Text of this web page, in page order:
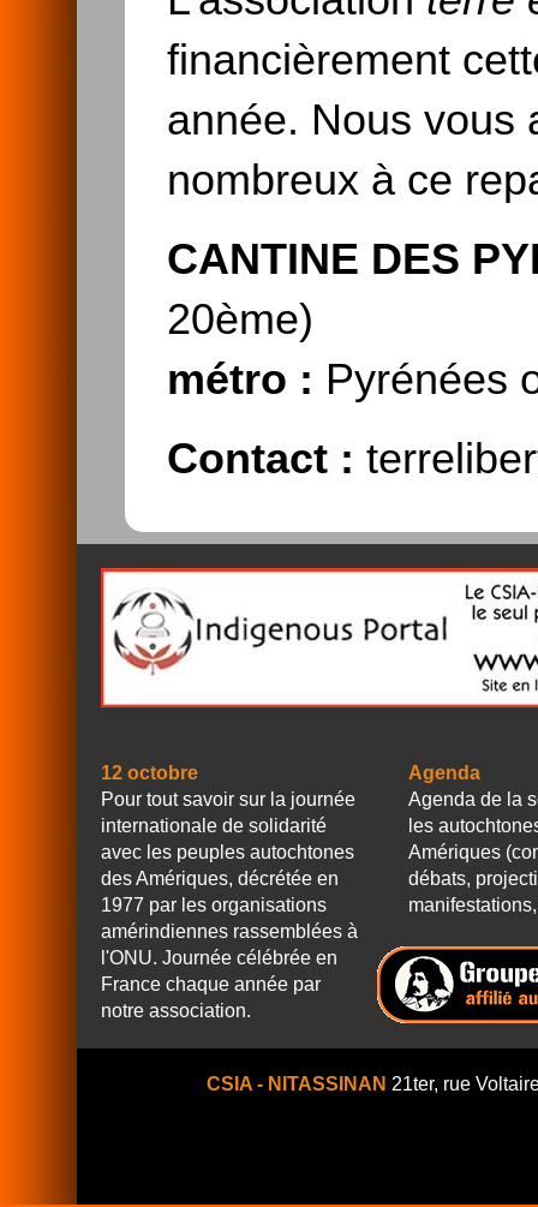
financièrement
année. Nous vous
nombreux à ce
CANTINE DES
20ème)
métro : Pyrénées
Contact :
12 octobre
Pour tout savoir sur la journée
internationale de solidarité
avec les peuples autochtones
des Amériques, décrétée en
1977 par les organisations
amérindiennes rassemblées à
l'ONU. Journée célébrée en
France chaque année par
notre association.
Agenda
Agenda de la
les
Amériques
débats,
CSIA - NITASSINAN 21ter, rue